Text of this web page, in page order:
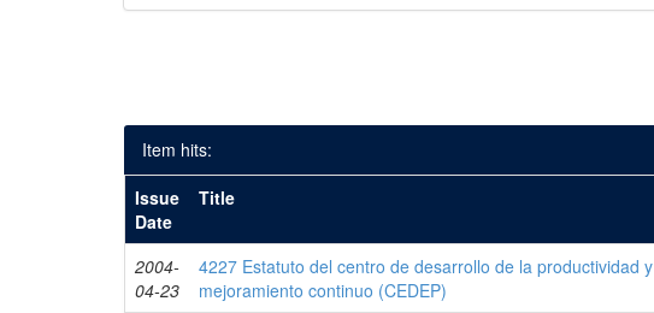
Item hits:
Issue
Date
Title
2004-
04-23
4227 Estatuto del centro de desarrollo de la productividad y
mejoramiento continuo (CEDEP)